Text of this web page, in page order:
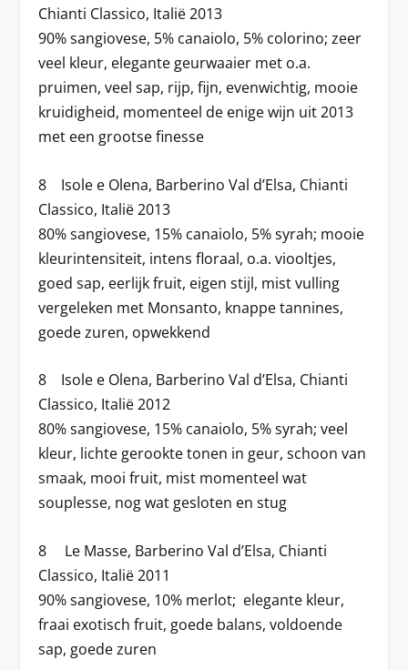
Chianti Classico, Italië 2013
90% sangiovese, 5% canaiolo, 5% colorino; zeer
veel kleur, elegante geurwaaier met o.a.
pruimen, veel sap, rijp, fijn, evenwichtig, mooie
kruidigheid, momenteel de enige wijn uit 2013
met een grootse finesse
8 Isole e Olena, Barberino Val d’Elsa, Chianti
Classico, Italië 2013
80% sangiovese, 15% canaiolo, 5% syrah; mooie
kleurintensiteit, intens floraal, o.a. viooltjes,
goed sap, eerlijk fruit, eigen stijl, mist vulling
vergeleken met Monsanto, knappe tannines,
goede zuren, opwekkend
8 Isole e Olena, Barberino Val d’Elsa, Chianti
Classico, Italië 2012
80% sangiovese, 15% canaiolo, 5% syrah; veel
kleur, lichte gerookte tonen in geur, schoon van
smaak, mooi fruit, mist momenteel wat
souplesse, nog wat gesloten en stug
8 Le Masse, Barberino Val d’Elsa, Chianti
Classico, Italië 2011
90% sangiovese, 10% merlot; elegante kleur,
fraai exotisch fruit, goede balans, voldoende
sap, goede zuren